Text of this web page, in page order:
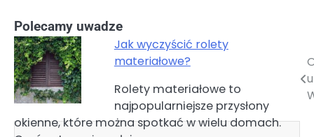
Polecamy uwadze
Jak wyczyścić rolety
materiałowe?
Rolety materiałowe to
najpopularniejsze przysłony
okienne, które można spotkać w wielu domach.
Nawigacja
wpisu